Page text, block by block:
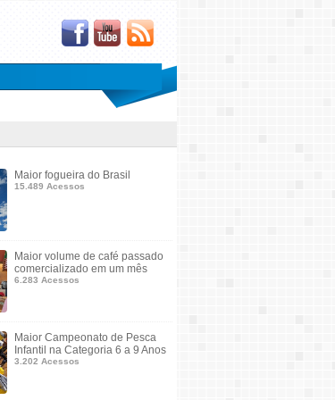
Maior fogueira do Brasil
15.489 Acessos
Maior volume de café passado
comercializado em um mês
6.283 Acessos
Maior Campeonato de Pesca
Infantil na Categoria 6 a 9 Anos
3.202 Acessos